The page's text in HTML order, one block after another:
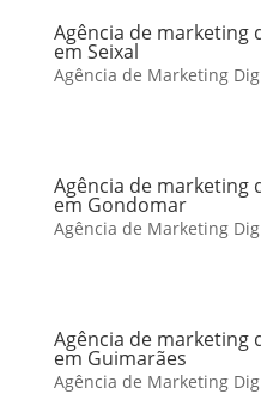
Agência de marketing
em Seixal
Agência de Marketing
Agência de marketing
em Gondomar
Agência de Marketing
Agência de marketing
em Guimarães
Agência de Marketing